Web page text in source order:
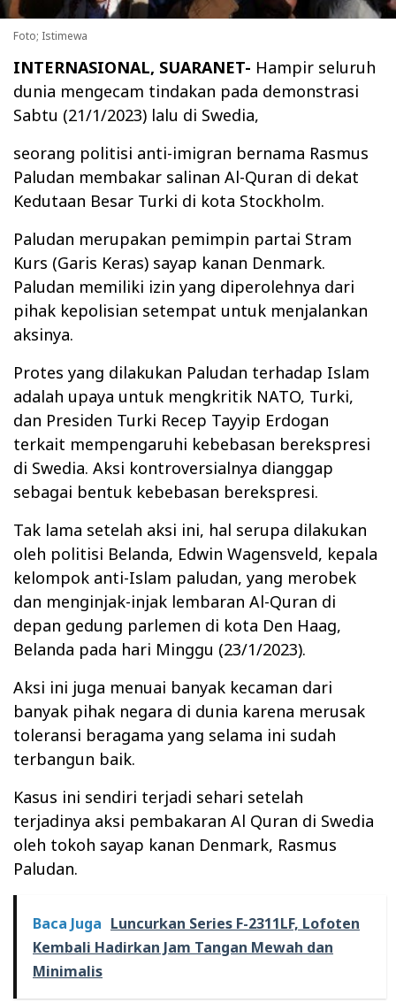
Foto; Istimewa
INTERNASIONAL, SUARANET- Hampir seluruh
dunia mengecam tindakan pada demonstrasi
Sabtu (21/1/2023) lalu di Swedia,
seorang politisi anti-imigran bernama Rasmus
Paludan membakar salinan Al-Quran di dekat
Kedutaan Besar Turki di kota Stockholm.
Paludan merupakan pemimpin partai Stram
Kurs (Garis Keras) sayap kanan Denmark.
Paludan memiliki izin yang diperolehnya dari
pihak kepolisian setempat untuk menjalankan
aksinya.
Protes yang dilakukan Paludan terhadap Islam
adalah upaya untuk mengkritik NATO, Turki,
dan Presiden Turki Recep Tayyip Erdogan
terkait mempengaruhi kebebasan berekspresi
di Swedia. Aksi kontroversialnya dianggap
sebagai bentuk kebebasan berekspresi.
Tak lama setelah aksi ini, hal serupa dilakukan
oleh politisi Belanda, Edwin Wagensveld, kepala
kelompok anti-Islam paludan, yang merobek
dan menginjak-injak lembaran Al-Quran di
depan gedung parlemen di kota Den Haag,
Belanda pada hari Minggu (23/1/2023).
Aksi ini juga menuai banyak kecaman dari
banyak pihak negara di dunia karena merusak
toleransi beragama yang selama ini sudah
terbangun baik.
Kasus ini sendiri terjadi sehari setelah
terjadinya aksi pembakaran Al Quran di Swedia
oleh tokoh sayap kanan Denmark, Rasmus
Paludan.
Baca Juga Luncurkan Series F-2311LF, Lofoten
Kembali Hadirkan Jam Tangan Mewah dan
Minimalis